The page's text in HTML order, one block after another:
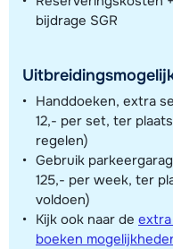
bijdrage SGR
Handdoeken, extra
12,- per set, ter
regelen)
Gebruik
125,- per week, ter
voldoen)
Kijk ook naar de
boeken